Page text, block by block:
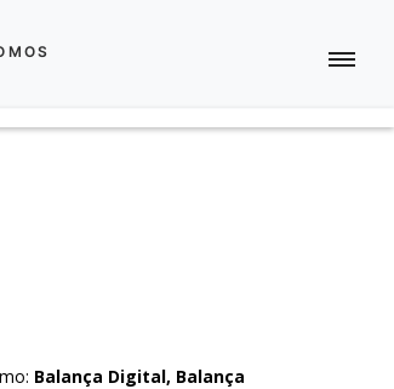
Balança Digital, Balança